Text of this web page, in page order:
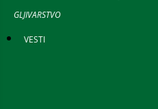
GLJIVARSTVO
VESTI